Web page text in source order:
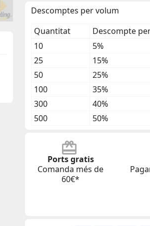
Descomptes per volum
Quantitat
Descompte
10
5%
25
15%
50
25%
100
35%
300
40%
500
50%
Ports gratis
Comanda més de
60€*